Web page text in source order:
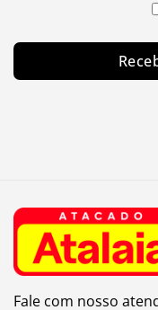
Fale com nosso